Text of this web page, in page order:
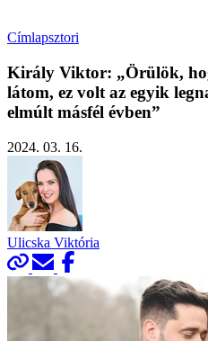
Címlapsztori
Király Viktor: „Örülök,
látom, ez volt az egyik
elmúlt másfél évben”
2024. 03. 16.
Ulicska Viktória